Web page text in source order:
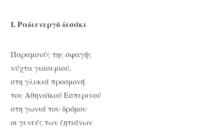
Ι. Ραδιενεργό δισάκι
Παραμονές της σφαγής
νύχτα γιασεμιού,
στη γλυκιά προσμονή
του Αθηναϊκού Εσπερινού
στη γωνιά του δρόμου
οι γενεές των ζητιάνων